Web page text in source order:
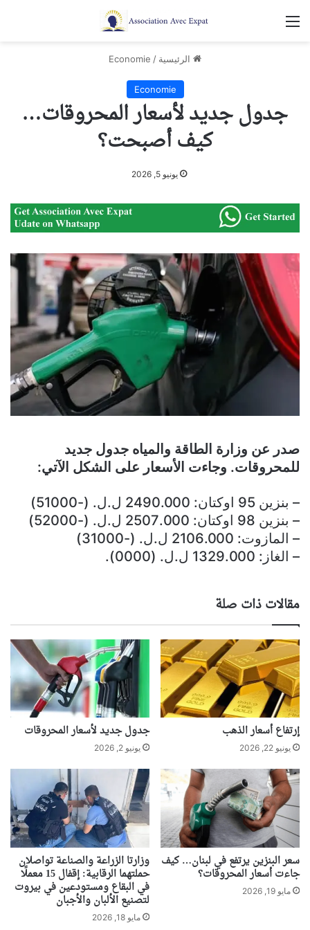
القائمة
الرئيسية /
Economie
Economie
جدول جديد لأسعار المحروقات…
كيف أصبحت؟
يونيو 5, 2026
صدر عن وزارة الطاقة والمياه جدول جديد
للمحروقات. وجاءت الأسعار على الشكل الآتي:
– بنزين 95 اوكتان: 2490.000 ل.ل. (-51000)
– بنزين 98 اوكتان: 2507.000 ل.ل. (-52000)
– المازوت: 2106.000 ل.ل. (-31000)
– الغاز: 1329.000 ل.ل. (0000).
مقالات ذات صلة
إرتفاع أسعار الذهب
يونيو 22, 2026
جدول جديد لأسعار المحروقات
يونيو 2, 2026
سعر البنزين يرتفع في لبنان… كيف
جاءت أسعار المحروقات؟
مايو 19, 2026
وزارتا الزراعة والصناعة تواصلان
حملتهما الرقابية: إقفال 15 معملًا
في البقاع ومستودعين في بيروت
لتصنيع الألبان والأجبان
مايو 18, 2026